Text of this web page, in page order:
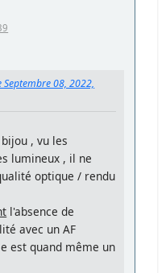
Septembre 08, 2022,
, vu les
lumineux , il ne
optique / rendu
l'absence de
avec un AF
est quand même un